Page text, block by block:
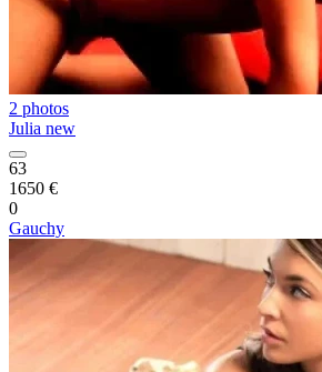
2 photos
Julia new
63
1650 €
0
Gauchy